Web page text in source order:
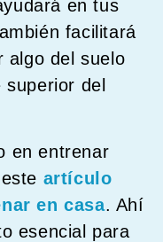
en tus
facilitará
algo del suelo
del
en entrenar
artículo
en casa. Ahí
esencial para